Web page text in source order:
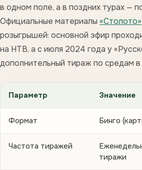
в одном поле, а в поздних турах —
Официальные материалы «Столото»
розыгрышей: основной эфир
на НТВ, а с июля 2024 года у
дополнительный тираж по средам
Параметр Значение
Формат Бинго
Частота тиражей
тиражи